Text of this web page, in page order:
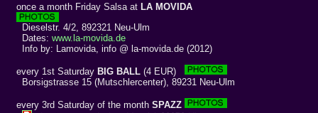
once a month Friday Salsa at LA MOVIDA
Dieselstr. 4/2, 892321 Neu-Ulm
Dates: www.la-movida.de
Info by: Lamovida, info @ la-movida.de (2012)
every 1st Saturday BIG BALL (4 EUR)
Borsigstrasse 15 (Mutschlercenter), 89231 Neu-Ulm
every 3rd Saturday of the month SPAZZ